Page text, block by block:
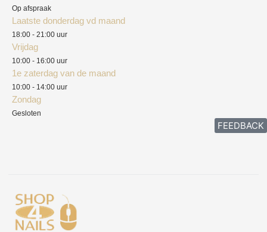
Op afspraak
Laatste donderdag vd maand
18:00 - 21:00 uur
Vrijdag
10:00 - 16:00 uur
1e zaterdag van de maand
10:00 - 14:00 uur
Zondag
Gesloten
FEEDBACK